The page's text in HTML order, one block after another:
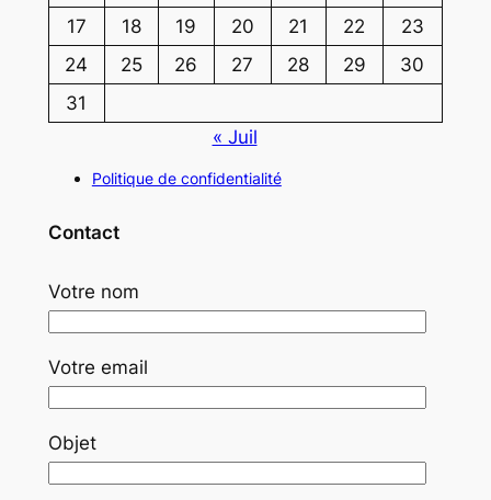
17
18 19 20 21 22
23
24
25 26 27 28 29
30
31
« Juil
Politique de confidentialité
Contact
Votre nom
Votre email
Objet